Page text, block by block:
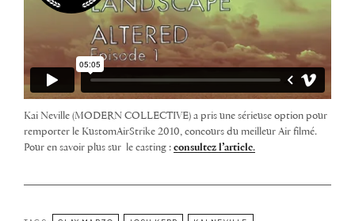
Kai Neville (MODERN COLLECTIVE) a pris une sérieuse option pour
remporter le KustomAirStrike 2010, concours du meilleur Air filmé.
Pour en savoir plus sur le casting : consultez l’article.